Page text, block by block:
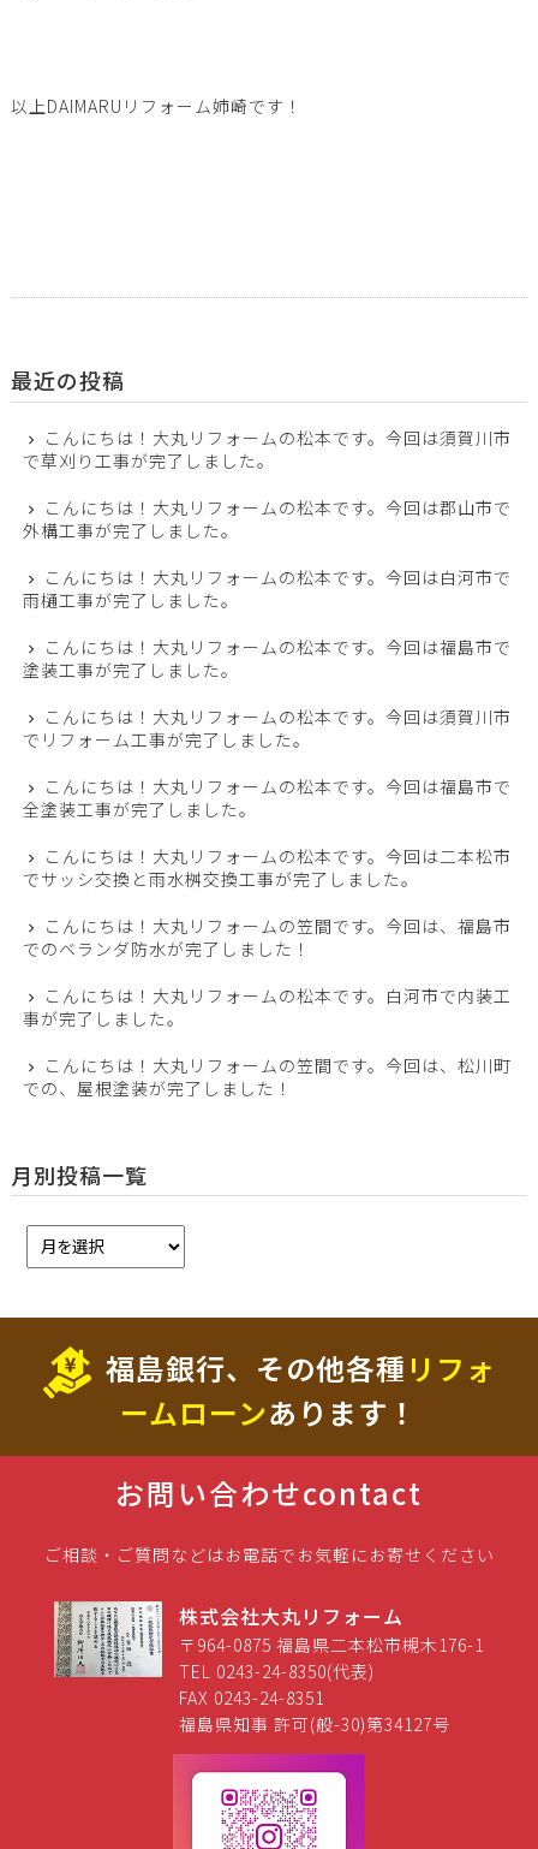
以上DAIMARUリフォーム姉崎です！
最近の投稿
こんにちは！大丸リフォームの松本です。今回は須賀川市
で草刈り工事が完了しました。
こんにちは！大丸リフォームの松本です。今回は郡山市で
外構工事が完了しました。
こんにちは！大丸リフォームの松本です。今回は白河市で
雨樋工事が完了しました。
こんにちは！大丸リフォームの松本です。今回は福島市で
塗装工事が完了しました。
こんにちは！大丸リフォームの松本です。今回は須賀川市
でリフォーム工事が完了しました。
こんにちは！大丸リフォームの松本です。今回は福島市で
全塗装工事が完了しました。
こんにちは！大丸リフォームの松本です。今回は二本松市
でサッシ交換と雨水桝交換工事が完了しました。
こんにちは！大丸リフォームの笠間です。今回は、福島市
でのベランダ防水が完了しました！
こんにちは！大丸リフォームの松本です。白河市で内装工
事が完了しました。
こんにちは！大丸リフォームの笠間です。今回は、松川町
での、屋根塗装が完了しました！
月別投稿一覧
福島銀行、その他各種 リフォ
ームローンあります！
お問い合わせcontact
ご相談・ご質問などはお電話でお気軽にお寄せください
株式会社大丸リフォーム
〒964-0875 福島県二本松市槻木176-1
TEL 0243-24-8350(代表)
FAX 0243-24-8351
福島県知事 許可(般-30)第34127号